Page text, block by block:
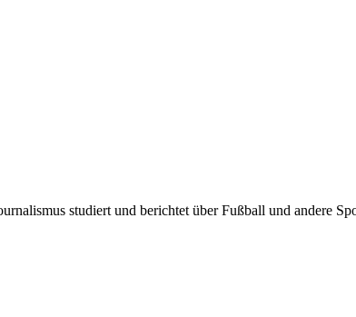
studiert und berichtet über Fußball und andere